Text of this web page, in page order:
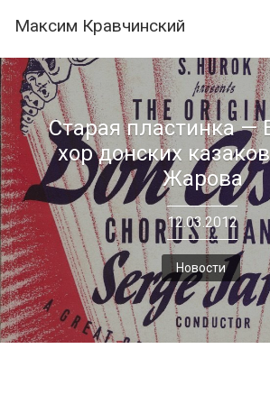
content
Максим Кравчинский
Старая пластинка —
хор донских
Жарова
12.03.2012
Новости